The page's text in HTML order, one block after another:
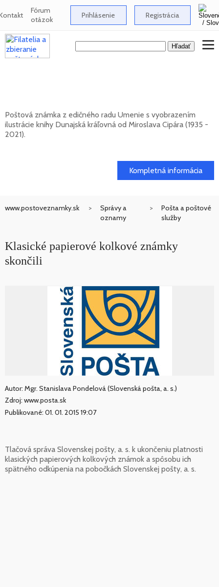
Fórum
otázok Prihlásenie Registrácia
Poštová známka z edičného radu Umenie s vyobrazením
ilustrácie knihy Dunajská kráľovná od Miroslava Cipára (1935 -
2021).
Kompletná informácia
www.postoveznamky.sk
Správy a
oznamy
Pošta a poštové
služby
Klasické papierové kolkové známky
skončili
Autor: Mgr. Stanislava Pondelová (Slovenská pošta, a. s.)
Zdroj: www.posta.sk
Publikované: 01. 01. 2015 19:07
Tlačová správa Slovenskej pošty, a. s. k ukončeniu platnosti
klasických papierových kolkových známok a spôsobu ich
spätného odkúpenia na pobočkách Slovenskej pošty, a. s.